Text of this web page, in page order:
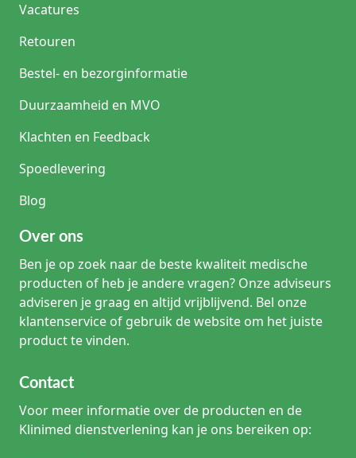
Vacatures
Retouren
Bestel- en bezorginformatie
Duurzaamheid en MVO
Klachten en Feedback
Spoedlevering
Blog
Over ons
Ben je op zoek naar de beste kwaliteit medische
producten of heb je andere vragen? Onze adviseurs
adviseren je graag en altijd vrijblijvend. Bel onze
klantenservice of gebruik de website om het juiste
product te vinden.
Contact
Voor meer informatie over de producten en de
Klinimed dienstverlening kan je ons bereiken op: